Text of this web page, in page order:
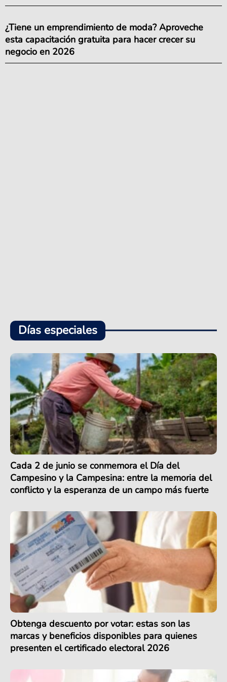
¿Tiene un emprendimiento de moda? Aproveche
esta capacitación gratuita para hacer crecer su
negocio en 2026
Días especiales
Cada 2 de junio se conmemora el Día del
Campesino y la Campesina: entre la memoria del
conflicto y la esperanza de un campo más fuerte
Obtenga descuento por votar: estas son las
marcas y beneficios disponibles para quienes
presenten el certificado electoral 2026